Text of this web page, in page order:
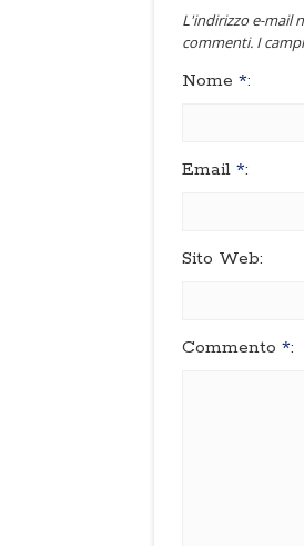
L'indirizzo e-mail
commenti. I
Nome *:
Email *:
Sito Web:
Commento *: